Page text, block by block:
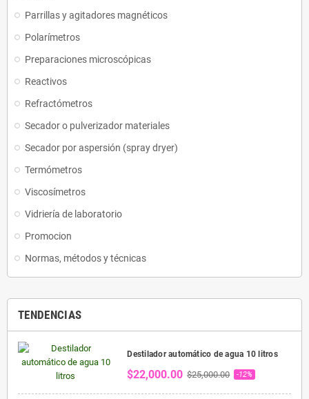
Parrillas y agitadores magnéticos
Polarímetros
Preparaciones microscópicas
Reactivos
Refractómetros
Secador o pulverizador materiales
Secador por aspersión (spray dryer)
Termómetros
Viscosímetros
Vidriería de laboratorio
Promocion
Normas, métodos y técnicas
TENDENCIAS
Destilador automático de agua 10 litros
$22,000.00 $25,000.00 -12%